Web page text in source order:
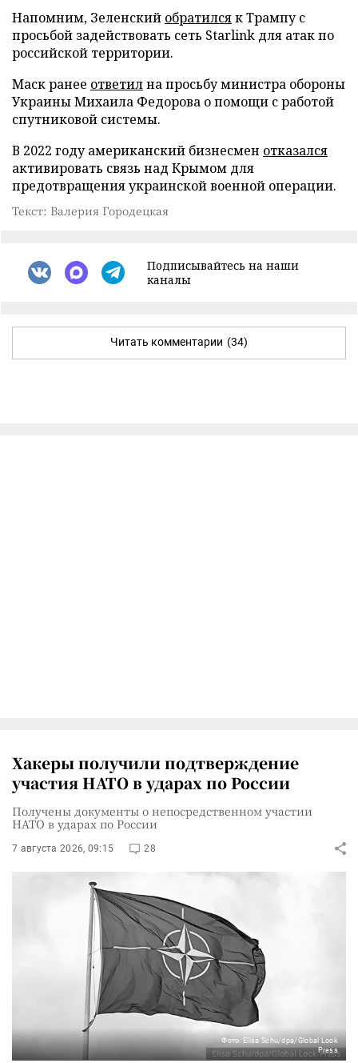
Напомним, Зеленский обратилсяк Трампу с
просьбой задействовать сеть Starlink для атак по
российской территории.
Маск ранее ответилна просьбу министра обороны
Украины Михаила Федорова о помощи с работой
спутниковой системы.
В 2022 году американский бизнесмен отказался
активировать связь над Крымом для
предотвращения украинской военной операции.
Текст: Валерия Городецкая
Подписывайтесь на наши
каналы
Читать комментарии (34)
Хакеры получили подтверждение
участия НАТО в ударах по России
Получены документы о непосредственном участии
НАТО в ударах по России
7 августа 2026, 09:15 28
Фото: Elisa Schu/dpa/Global Look
Press